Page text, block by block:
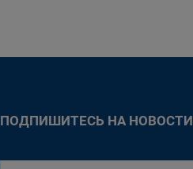
ПОДПИШИТЕСЬ НА НОВОСТИ